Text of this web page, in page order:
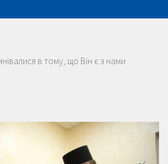
в тому, що Він є з нами